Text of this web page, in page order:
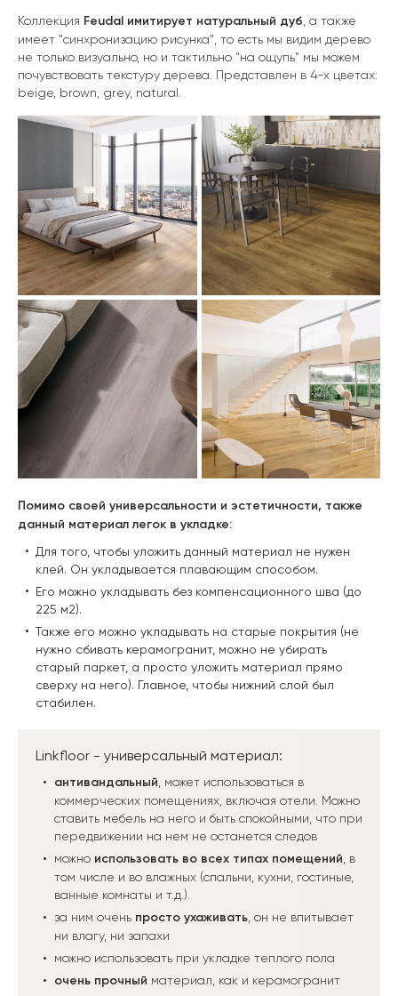
Коллекция Feudal имитирует натуральный дуб , а также
имеет "синхронизацию рисунка", то есть мы видим дерево
не только визуально, но и тактильно "на ощупь" мы можем
почувствовать текстуру дерева. Представлен в 4-х цветах:
beige, brown, grey, natural.
Помимо своей универсальности и эстетичности, также
данный материал легок в укладке:
Для того, чтобы уложить данный материал не нужен
клей. Он укладывается плавающим способом.
Его можно укладывать без компенсационного шва (до
225 м2).
Также его можно укладывать на старые покрытия (не
нужно сбивать керамогранит, можно не убирать
старый паркет, а просто уложить материал прямо
сверху на него). Главное, чтобы нижний слой был
стабилен.
Linkfloor - универсальный материал:
антивандальный , может использоваться в
коммерческих помещениях, включая отели. Можно
ставить мебель на него и быть спокойными, что при
передвижении на нем не останется следов
можно использовать во всех типах помещений , в
том числе и во влажных (спальни, кухни, гостиные,
ванные комнаты и т.д.).
за ним очень просто ухаживать , он не впитывает
ни влагу, ни запахи
можно использовать при укладке теплого пола
очень прочный материал, как и керамогранит